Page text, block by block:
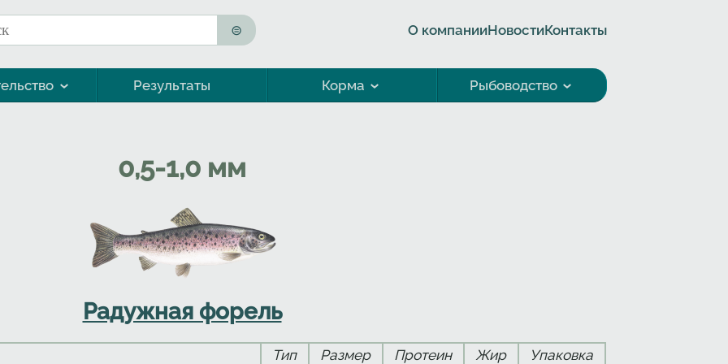
поиска О компанииНовостиКонтакты
Результаты Корма Рыбоводство
0,5-1,0 мм
Радужная форель
Тип Размер Протеин Жир Упаковка